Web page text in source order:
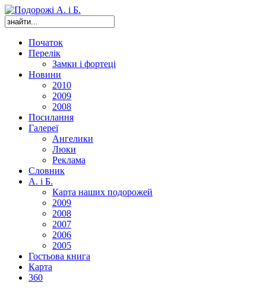
Початок
Перелік
Замки і фортеці
Новини
2010
2009
2008
Посилання
Галереї
Ангелики
Люки
Реклама
Словник
А. і Б.
Карта наших подорожей
2009
2008
2007
2006
2005
Гостьова книга
Карта
360